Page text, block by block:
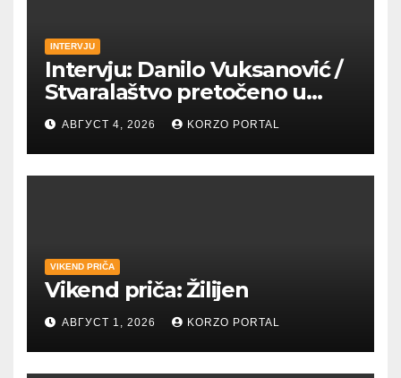
INTERVJU
Intervju: Danilo Vuksanović /
Stvaralaštvo pretočeno u
umetnost i reči
АВГУСТ 4, 2026 KORZO PORTAL
VIKEND PRIČA
Vikend priča: Žilijen
АВГУСТ 1, 2026 KORZO PORTAL